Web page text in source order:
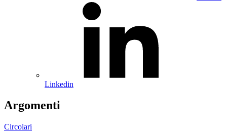
Linkedin
Argomenti
Circolari